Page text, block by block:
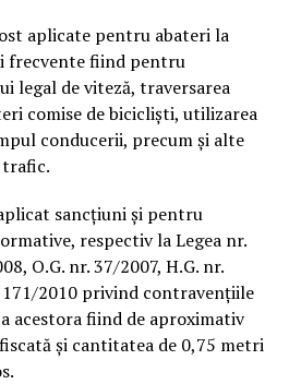
aplicate pentru abateri la
frecvente fiind pentru
legal de viteză, traversarea
comise de bicicliști, utilizarea
conducerii, precum și alte
sancțiuni și pentru
respectiv la Legea nr.
O.G. nr. 37/2007, H.G. nr.
171/2010 privind contravențiile
acestora fiind de aproximativ
și cantitatea de 0,75 metri